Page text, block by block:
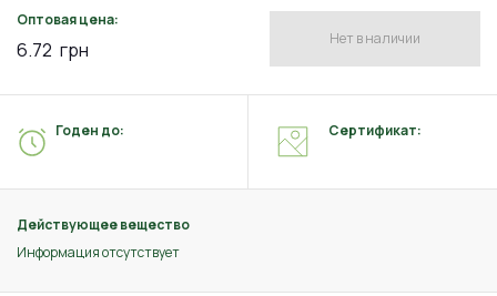
Оптовая цена:
6.72 грн Нет в наличии
Действующее вещество
Информация отсутствует
Годен до: Сертификат: